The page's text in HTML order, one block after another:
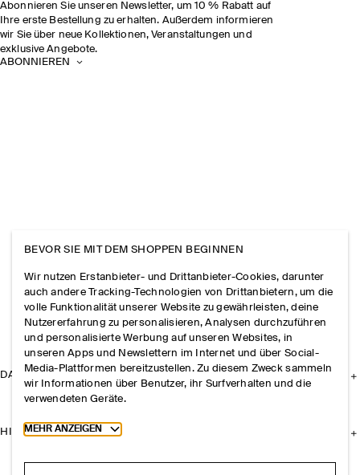
Abonnieren Sie unseren Newsletter, um 10 % Rabatt auf
Ihre erste Bestellung zu erhalten. Außerdem informieren
wir Sie über neue Kollektionen, Veranstaltungen und
exklusive Angebote.
ABONNIEREN
DAS UNTERNEHMEN
HILFE
BEVOR SIE MIT DEM SHOPPEN BEGINNEN
Wir nutzen Erstanbieter- und Drittanbieter-Cookies, darunter
auch andere Tracking-Technologien von Drittanbietern, um die
volle Funktionalität unserer Website zu gewährleisten, deine
Nutzererfahrung zu personalisieren, Analysen durchzuführen
und personalisierte Werbung auf unseren Websites, in
unseren Apps und Newslettern im Internet und über Social-
Media-Plattformen bereitzustellen. Zu diesem Zweck sammeln
wir Informationen über Benutzer, ihr Surfverhalten und die
verwendeten Geräte.
Toggle more cookie information
MEHR ANZEIGEN